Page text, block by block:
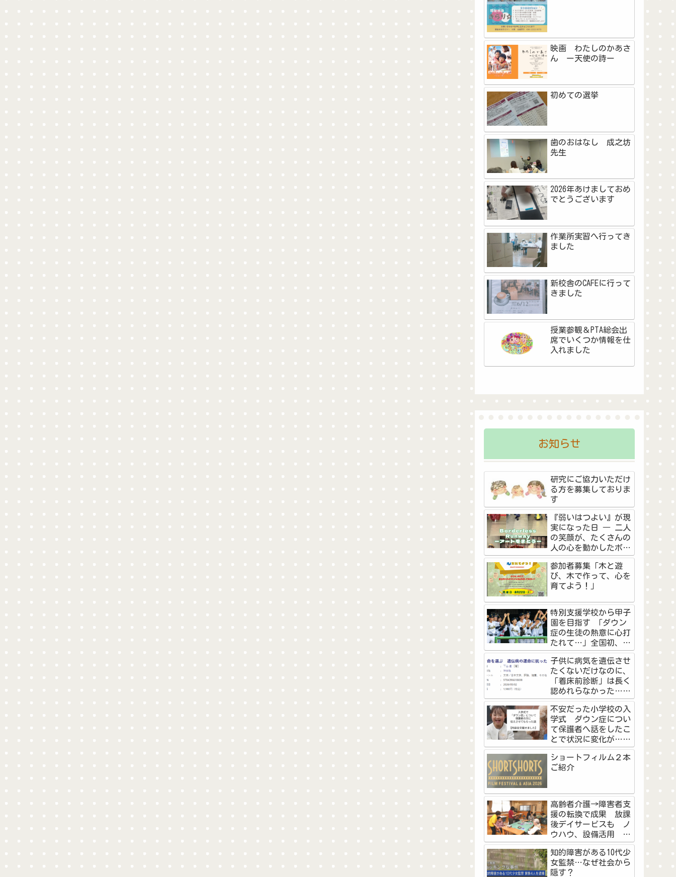
映画 わたしのかあさ
ん ー天使の詩ー
初めての選挙
歯のおはなし 成之坊
先生
2026年あけましておめ
でとうございます
作業所実習へ行ってき
ました
新校舎のCAFEに行って
きました
授業参観＆PTA総会出
席でいくつか情報を仕
入れました
お知らせ
研究にご協力いただけ
る方を募集しておりま
す
『弱いはつよい』が現
実になった日 ― 二人
の笑顔が、たくさんの
人の心を動かしたボー
ダーレス・ランウェイ
―
参加者募集「木と遊
び、木で作って、心を
育てよう！」
特別支援学校から甲子
園を目指す 「ダウン
症の生徒の熱意に心打
たれて…」全国初、夏
の高校野球予選に挑戦
した教員と生徒の物語
＜前編＞
子供に病気を遺伝させ
たくないだけなのに、
「着床前診断」は長く
認めれらなかった…不
妊治療を経験した作家
が看護師として『命を
選ぶ』に思うこと
不安だった小学校の入
学式 ダウン症につい
て保護者へ話をしたこ
とで状況に変化が…マ
マの勇気に「素敵なご
両親」「知ることで学
べた」
ショートフィルム２本
ご紹介
高齢者介護→障害者支
援の転換で成果 放課
後デイサービスも ノ
ウハウ、設備活用 浜
松市の社会福祉法人天
竜厚生会
知的障害がある10代少
女監禁…なぜ社会から
隠す？